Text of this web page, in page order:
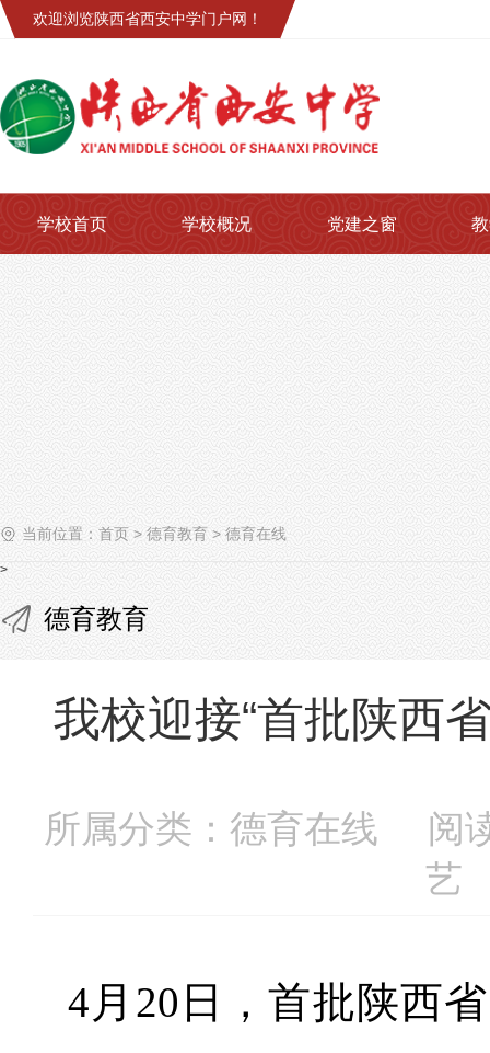
欢迎浏览陕西省西安中学门户网！
学校首页 学校概况 党建之窗
当前位置： 首页 > 德育教育 > 德育在线
>
德育教育
我校迎接“首批陕西
所属分类：德育在线 阅
艺
4月20日，首批陕西